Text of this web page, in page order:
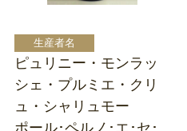
ピュリニー・モンラッ
シェ・プルミエ・クリ
ュ・シャリュモー